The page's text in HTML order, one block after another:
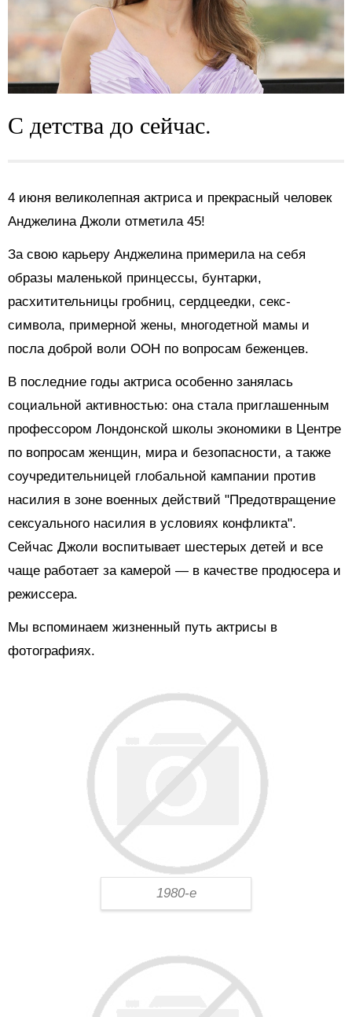
С детства до сейчас.
4 июня великолепная актриса и прекрасный человек
Анджелина Джоли отметила 45!
За свою карьеру Анджелина примерила на себя
образы маленькой принцессы, бунтарки,
расхитительницы гробниц, сердцеедки, секс-
символа, примерной жены, многодетной мамы и
посла доброй воли ООН по вопросам беженцев.
В последние годы актриса особенно занялась
социальной активностью: она стала приглашенным
профессором Лондонской школы экономики в Центре
по вопросам женщин, мира и безопасности, а также
соучредительницей глобальной кампании против
насилия в зоне военных действий "Предотвращение
сексуального насилия в условиях конфликта".
Сейчас Джоли воспитывает шестерых детей и все
чаще работает за камерой — в качестве продюсера и
режиссера.
Мы вспоминаем жизненный путь актрисы в
фотографиях.
1980-е